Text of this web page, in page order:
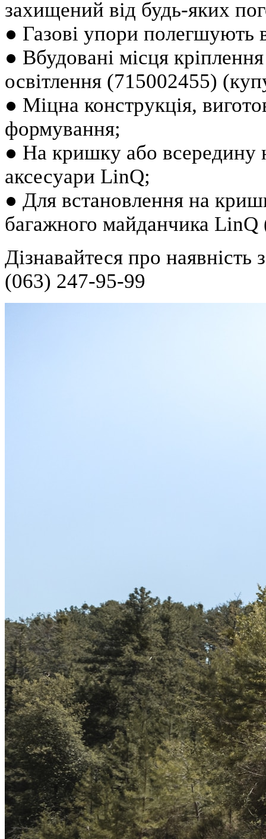
захищений від будь-яких
● Газові упори полегшують
● Вбудовані місця
освітлення (715002455)
● Міцна конструкція,
формування;
● На кришку або всередину
аксесуари LinQ;
● Для встановлення на
багажного майданчика
Дізнавайтеся про наявність
(063) 247-95-99